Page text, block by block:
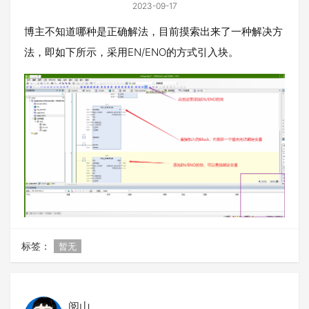
2023-09-17
博主不知道哪种是正确解法，目前摸索出来了一种解决方
法，即如下所示，采用EN/ENO的方式引入块。
标签： 暂无